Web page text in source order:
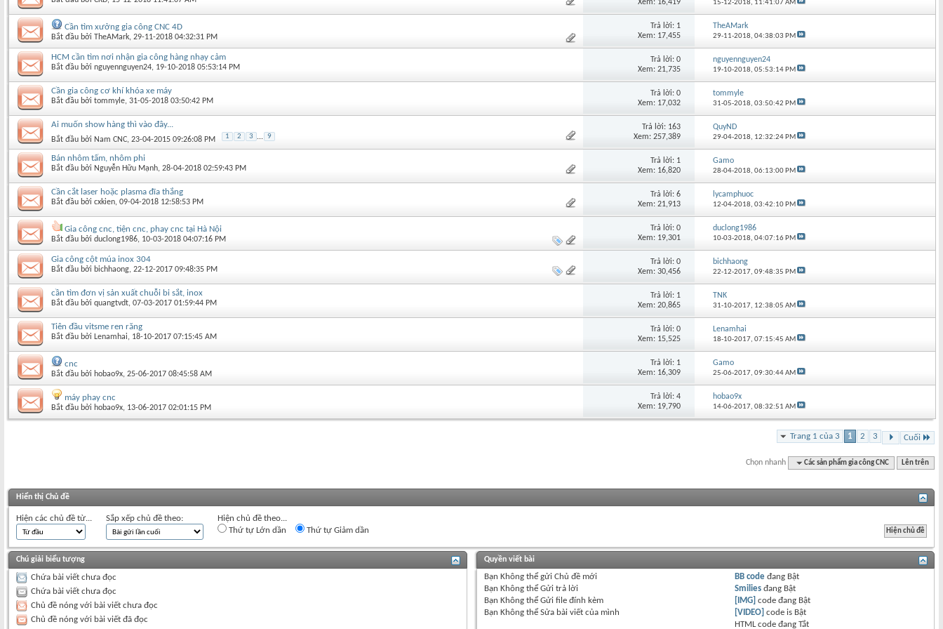
Xem: 16,419 15-12-2018, 11:41:07 AM
Cần tìm xưởng gia công CNC 4D
Bắt đầu bởi TheAMark‎, 29-11-2018 04:32:31 PM
Trả lời: 1
Xem: 17,455
TheAMark
29-11-2018,04:38:03 PM
HCM cần tìm nơi nhận gia công hàng nhạy cảm
Bắt đầu bởi nguyennguyen24‎, 19-10-2018 05:53:14 PM
Trả lời: 0
Xem: 21,735
nguyennguyen24
19-10-2018,05:53:14 PM
Cần gia công cơ khí khóa xe máy
Bắt đầu bởi tommyle‎, 31-05-2018 03:50:42 PM
Trả lời: 0
Xem: 17,032
tommyle
31-05-2018,03:50:42 PM
Ai muốn show hàng thì vào đây...
Bắt đầu bởi Nam CNC‎, 23-04-2015 09:26:08 PM 1 2 3 ... 9
Trả lời: 163
Xem: 257,389
QuyND
29-04-2018, 12:32:24 PM
Bán nhôm tấm, nhôm phi
Bắt đầu bởi Nguyễn Hữu Mạnh‎, 28-04-2018 02:59:43 PM
Trả lời: 1
Xem: 16,820
Gamo
28-04-2018,06:13:00 PM
Cần cắt laser hoặc plasma đĩa thắng
Bắt đầu bởi cxkien‎, 09-04-2018 12:58:53 PM
Trả lời: 6
Xem: 21,913
lycamphuoc
12-04-2018,03:42:10 PM
Gia công cnc, tiện cnc, phay cnc tại Hà Nội
Bắt đầu bởi duclong1986‎, 10-03-2018 04:07:16 PM
Trả lời: 0
Xem: 19,301
duclong1986
10-03-2018,04:07:16 PM
Gia công cột múa inox 304
Bắt đầu bởi bichhaong‎, 22-12-2017 09:48:35 PM
Trả lời: 0
Xem: 30,456
bichhaong
22-12-2017,09:48:35 PM
cần tìm đơn vị sản xuất chuỗi bi sắt, inox
Bắt đầu bởi quangtvdt‎, 07-03-2017 01:59:44 PM
Trả lời: 1
Xem: 20,865
TNK
31-10-2017, 12:38:05 AM
Tiên đầu vitsme ren răng
Bắt đầu bởi Lenamhai‎, 18-10-2017 07:15:45 AM
Trả lời: 0
Xem: 15,525
Lenamhai
18-10-2017,07:15:45 AM
cnc
Bắt đầu bởi hobao9x‎, 25-06-2017 08:45:58 AM
Trả lời: 1
Xem: 16,309
Gamo
25-06-2017,09:30:44 AM
máy phay cnc
Bắt đầu bởi hobao9x‎, 13-06-2017 02:01:15 PM
Trả lời: 4
Xem: 19,790
hobao9x
14-06-2017,08:32:51 AM
Trang 1 của 3 1 2 3 Cuối
Chọn nhanh Các sản phẩm gia công CNC Lên trên
Hiển thị Chủ đề
Hiện các chủ đề từ... Sắp xếp chủ đề theo:
Hiện chủ đề theo...
Thứ tự Lớn dần
Thứ tự Giảm dần
Chú giải biểu tượng
Chứa bài viết chưa đọc
Chứa bài viết chưa đọc
Chủ đề nóng với bài viết chưa đọc
Chủ đề nóng với bài viết đã đọc
Quyền viết bài
Bạn Không thểgửi Chủ đề mới
Bạn Không thểGửi trả lời
Bạn Không thểGửi file đính kèm
Bạn Không thểSửa bài viết của mình
BB code đang Bật
Smilies đang Bật
[IMG] code đang Bật
[VIDEO] code is Bật
HTML code đangTắt